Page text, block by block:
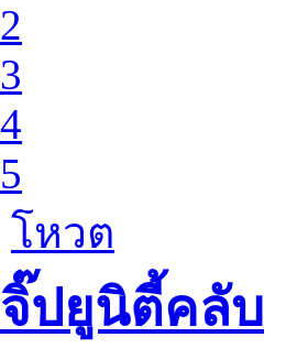
2
3
4
5
โหวต
จิ๊ปยูนิตี้คลับ